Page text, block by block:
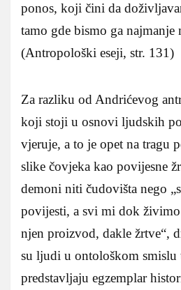
ponos, koji čini da
tamo gde bismo ga
(Antropološki eseji, str. 131)
Za razliku od Andrićevog
koji stoji u osnovi ljudskih
vjeruje, a to je opet na tragu
slike čovjeka kao povijesne
demoni niti čudovišta nego
povijesti, a svi mi dok
njen proizvod, dakle žrtve“,
su ljudi u ontološkom smislu
predstavljaju egzemplar